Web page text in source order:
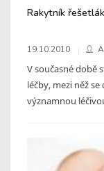
Rakytník
19.10.2010
V současné době
léčby, mezi něž
významnou